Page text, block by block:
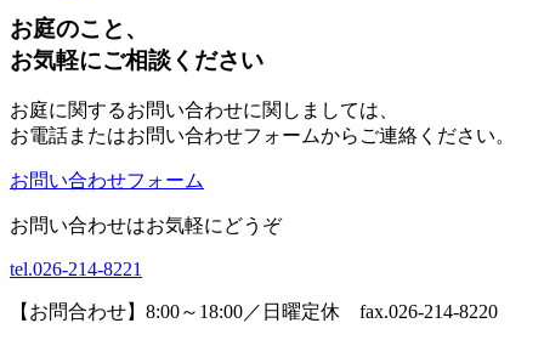
お庭のこと、
お気軽にご相談ください
お庭に関するお問い合わせに関しましては、
お電話またはお問い合わせフォームからご連絡ください。
お問い合わせフォーム
お問い合わせはお気軽にどうぞ
tel.026-214-8221
【お問合わせ】8:00～18:00／日曜定休 fax.026-214-8220